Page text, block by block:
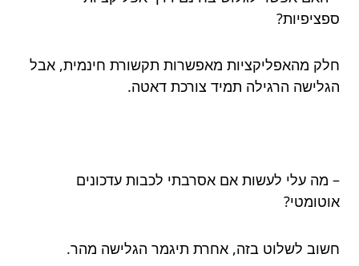
ספציפיות?
חלק מהאפליקציות מאפשרות תקשורת חינמית, אבל
הגלישה הרגילה תמיד צורכת דאטה.
– מה עלי לעשות אם אסרבתי לכבות עדכונים
אוטומטי?
חשוב לשלוט בזה, אחרת תיגמר הגלישה מהר.